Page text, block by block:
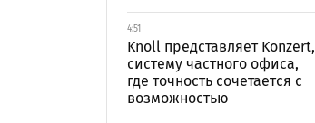
4:51
Knoll представляет Konzert,
систему частного офиса,
где точность сочетается с
возможностью